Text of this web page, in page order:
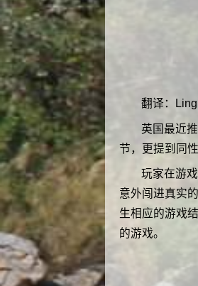
翻译：
英国最近
节，更提到同
玩家在游
意外闯进真实
生相应的游戏
的游戏。